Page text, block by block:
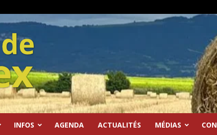
INFOS AGENDA ACTUALITÉS MÉDIAS